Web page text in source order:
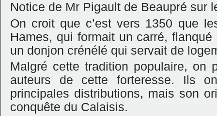
Notice de Mr Pigault de Beaupré sur
On croit que c’est vers 1350 que
Hames, qui formait un carré,
un donjon crénélé qui servait de
Malgré cette tradition populaire, on
auteurs de cette forteresse. Ils
principales distributions, mais son
conquête du Calaisis.